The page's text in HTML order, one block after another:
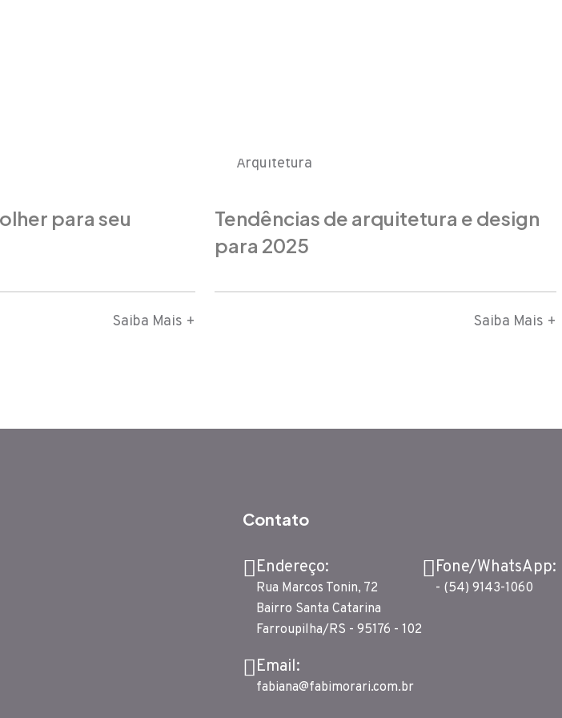
para seu
Saiba Mais +
Arquitetura
Tendências de arquitetura e design
para 2025
Saiba Mais +
Contato
Endereço:
Rua Marcos Tonin, 72
Bairro Santa Catarina
Farroupilha/RS - 95176 - 102
Email:
fabiana@fabimorari.com.br
Fone/WhatsApp:
- (54) 9143-1060